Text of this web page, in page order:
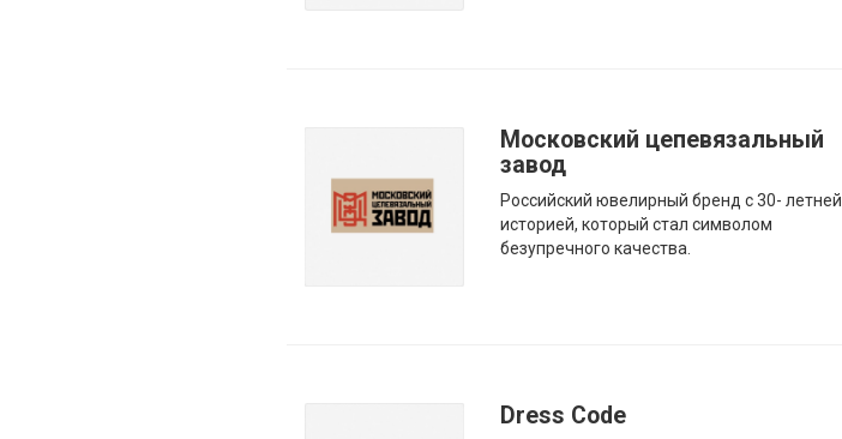
Московский цепевязальный
завод
Российский ювелирный бренд с 30- летней
историей, который стал символом
безупречного качества.
Dress Code